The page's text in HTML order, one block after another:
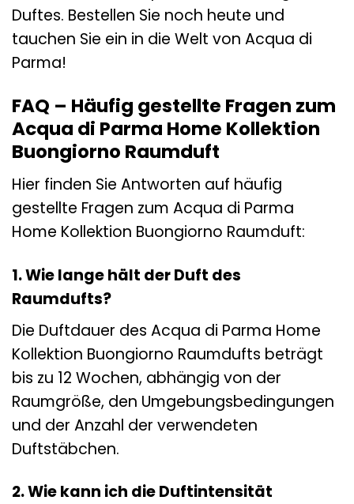
Duftes. Bestellen Sie noch heute und
tauchen Sie ein in die Welt von Acqua di
Parma!
FAQ – Häufig gestellte Fragen zum
Acqua di Parma Home Kollektion
Buongiorno Raumduft
Hier finden Sie Antworten auf häufig
gestellte Fragen zum Acqua di Parma
Home Kollektion Buongiorno Raumduft:
1. Wie lange hält der Duft des
Raumdufts?
Die Duftdauer des Acqua di Parma Home
Kollektion Buongiorno Raumdufts beträgt
bis zu 12 Wochen, abhängig von der
Raumgröße, den Umgebungsbedingungen
und der Anzahl der verwendeten
Duftstäbchen.
2. Wie kann ich die Duftintensität